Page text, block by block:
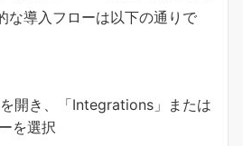
な導入フローは以下の通りで
開き、「Integrations」または
を選択